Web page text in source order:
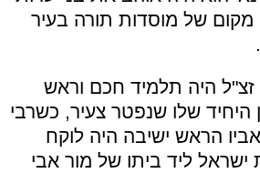
מקום של מוסדות תורה בעיר
זצ"ל היה תלמיד חכם וראש
היחיד שלו שנפטר צעיר, כשרבי
הראש ישיבה היה לוקח
ישראל ליד ביתו של מור אבי